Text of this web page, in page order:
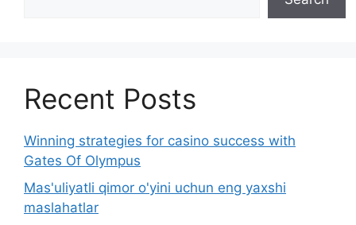
Recent Posts
Winning strategies for casino success with
Gates Of Olympus
Mas'uliyatli qimor o'yini uchun eng yaxshi
maslahatlar